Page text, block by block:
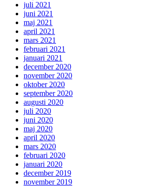
juli 2021
juni 2021
maj 2021
april 2021
mars 2021
februari 2021
januari 2021
december 2020
november 2020
oktober 2020
september 2020
augusti 2020
juli 2020
juni 2020
maj 2020
april 2020
mars 2020
februari 2020
januari 2020
december 2019
november 2019